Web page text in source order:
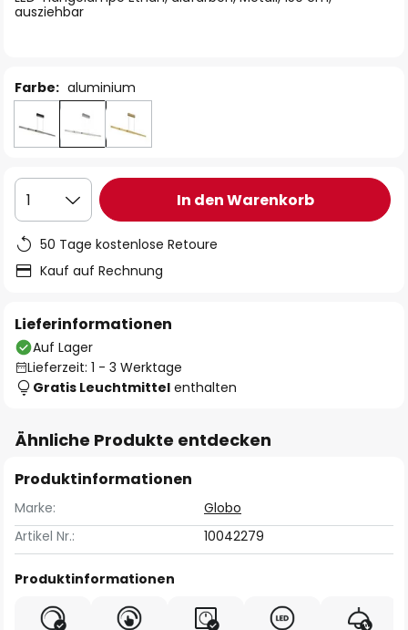
ausziehbar
Farbe: aluminium
1 In den Warenkorb
50 Tage kostenlose Retoure
Kauf auf Rechnung
Lieferinformationen
Auf Lager
Lieferzeit: 1 - 3 Werktage
Gratis Leuchtmittel enthalten
Ähnliche Produkte entdecken
Produktinformationen
Marke:
Globo
Artikel Nr.:
10042279
Produktinformationen